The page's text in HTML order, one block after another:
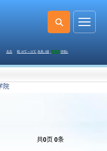
院
共0页 0条